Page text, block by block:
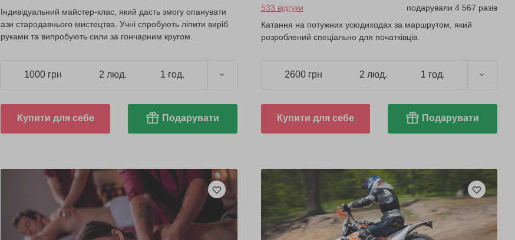
Індивідуальний майстер-клас, який дасть змогу опанувати
ази стародавнього мистецтва. Учні спробують ліпити виріб
руками та випробують сили за гончарним кругом.
1000 грн 2 люд. 1 год.
Купити для себе Подарувати
533 відгуки
подарували 4 567 разів
Катання на потужних усюдиходах за маршрутом, який
розроблений спеціально для початківців.
2600 грн 2 люд. 1 год.
Купити для себе Подарувати